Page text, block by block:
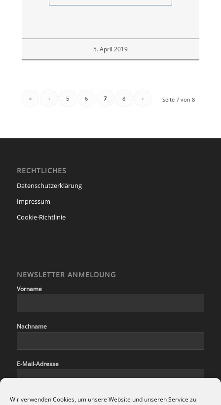
Wir verwenden Cookies, um unsere Website und unseren Service zu
5. April 2019
Seite 7 von 8
« ‹ 5 6 7 8 ›
RECHTLICHES
Datenschutzerklärung
Impressum
Cookie-Richtlinie
NEWSLETTER ANMELDUNG
Vorname
Nachname
E-Mail-Adresse
Hiermit akzeptiere ich die Datenschutzbestimmungen